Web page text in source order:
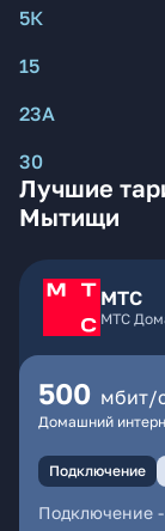
5К
15
23А
30
Лучшие
Мытищи
МТС
МТС
500 мбит/
Домашний
Подключение
Подключение -